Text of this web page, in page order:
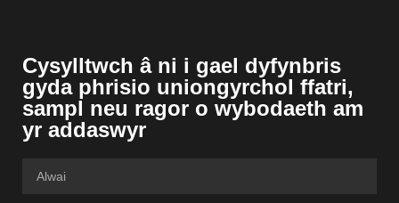
Cysylltwch â ni i gael dyfynbris
gyda phrisio uniongyrchol ffatri,
sampl neu ragor o wybodaeth am
yr addaswyr